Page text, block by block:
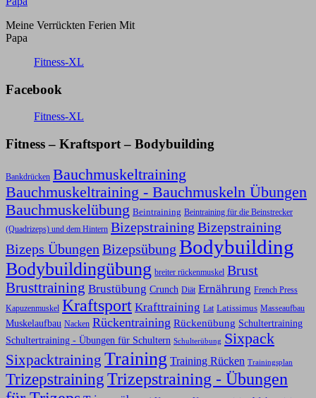
Meine Verrückten Ferien Mit
Papa
Fitness-XL
Facebook
Fitness-XL
Fitness – Kraftsport – Bodybuilding
Bankdrücken Bauchmuskeltraining
Bauchmuskeltraining - Bauchmuskeln Übungen
Bauchmuskelübung Beintraining Beintraining für die Beinstrecker
(Quadrizeps) und dem Hintern Bizepstraining Bizepstraining
Bizeps Übungen Bizepsübung Bodybuilding
Bodybuildingübung breiter rückenmuskel Brust
Brusttraining Brustübung Crunch Diät Ernährung French Press
Kapuzenmuskel Kraftsport Krafttraining Lat Latissimus Masseaufbau
Muskelaufbau Nacken Rückentraining Rückenübung Schultertraining
Schultertraining - Übungen für Schultern Schulterübung Sixpack
Sixpacktraining Training Training Rücken Trainingsplan
TrizepstrainingTrizepstraining - Übungen